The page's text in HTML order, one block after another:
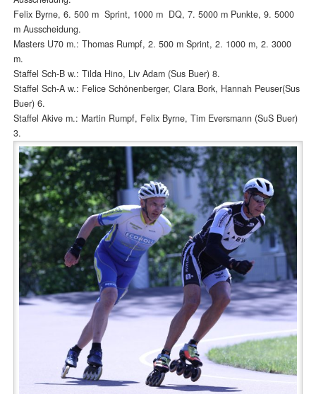
Felix Byrne, 6. 500 m Sprint, 1000 m DQ, 7. 5000 m Punkte, 9. 5000
m Ausscheidung.
Masters U70 m.: Thomas Rumpf, 2. 500 m Sprint, 2. 1000 m, 2. 3000
m.
Staffel Sch-B w.: Tilda Hino, Liv Adam (Sus Buer) 8.
Staffel Sch-A w.: Felice Schönenberger, Clara Bork, Hannah Peuser(Sus
Buer) 6.
Staffel Akive m.: Martin Rumpf, Felix Byrne, Tim Eversmann (SuS Buer)
3.